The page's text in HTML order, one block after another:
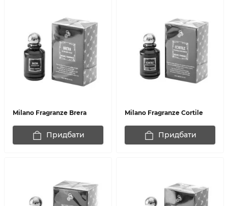
Milano Fragranze Brera
Придбати
Milano Fragranze Cortile
Придбати